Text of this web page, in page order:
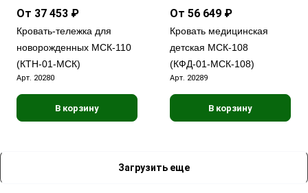
От 37 453 ₽
Кровать-тележка для
новорожденных МСК-110
(КТН-01-МСК)
Арт. 20280
В корзину
От 56 649 ₽
Кровать медицинская
детская МСК-108
(КФД-01-МСК-108)
Арт. 20289
В корзину
Загрузить еще